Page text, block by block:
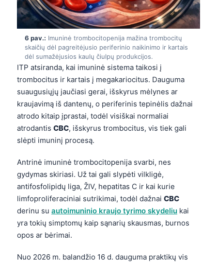
6 pav.: Imuninė trombocitopenija mažina trombocitų
skaičių dėl pagreitėjusio periferinio naikinimo ir kartais
dėl sumažėjusios kaulų čiulpų produkcijos.
ITP atsiranda, kai imuninė sistema taikosi į
trombocitus ir kartais į megakariocitus. Dauguma
suaugusiųjų jaučiasi gerai, išskyrus mėlynes ar
kraujavimą iš dantenų, o periferinis tepinėlis dažnai
atrodo kitaip įprastai, todėl visiškai normaliai
atrodantis CBC, išskyrus trombocitus, vis tiek gali
slėpti imuninį procesą.
Antrinė imuninė trombocitopenija svarbi, nes
gydymas skiriasi. Už tai gali slypėti vilkligė,
antifosfolipidų liga, ŽIV, hepatitas C ir kai kurie
limfoproliferaciniai sutrikimai, todėl dažnai CBC
derinu su autoimuninio kraujo tyrimo skydeliu kai
yra tokių simptomų kaip sąnarių skausmas, burnos
opos ar bėrimai.
Nuo 2026 m. balandžio 16 d. dauguma praktikų vis
Hrvatski
Slovenčina
كوردی‎
پښتو
سنڌي
অসমীয়া
Galego
Latviešu valoda
Македонски јазик
Euskara
Gàidhlig
Occitan
العربية المغربية
Afrikaans